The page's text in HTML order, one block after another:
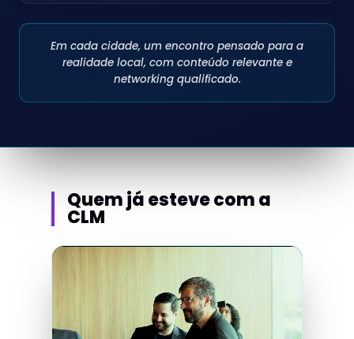
Em cada cidade, um encontro pensado para a
realidade local, com conteúdo relevante e
networking qualificado.
Quem já esteve com a
CLM